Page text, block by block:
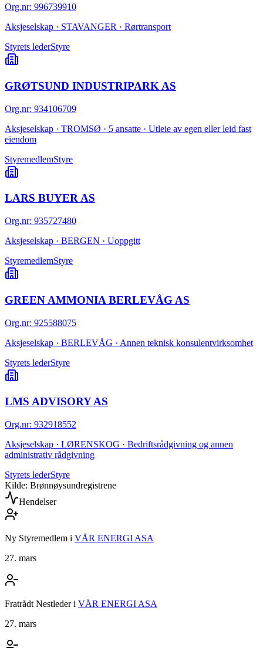
Org.nr: 996739910
Aksjeselskap · STAVANGER · Rørtransport
Styrets lederStyre
GRØTSUND INDUSTRIPARK AS
Org.nr: 934106709
Aksjeselskap · TROMSØ · 5 ansatte · Utleie av egen eller leid fast
eiendom
StyremedlemStyre
LARS BUYER AS
Org.nr: 935727480
Aksjeselskap · BERGEN · Uoppgitt
StyremedlemStyre
GREEN AMMONIA BERLEVÅG AS
Org.nr: 925588075
Aksjeselskap · BERLEVÅG · Annen teknisk konsulentvirksomhet
Styrets lederStyre
LMS ADVISORY AS
Org.nr: 932918552
Aksjeselskap · LØRENSKOG · Bedriftsrådgivning og annen
administrativ rådgivning
Styrets lederStyre
Kilde: Brønnøysundregistrene
Hendelser
Ny Styremedlem i VÅR ENERGI ASA
27. mars
Fratrådt Nestlederi VÅR ENERGI ASA
27. mars